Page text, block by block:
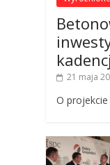
21 maja
O projekcie